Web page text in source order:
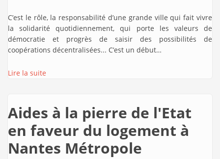
C’est le rôle, la responsabilité d’une grande ville qui fait vivre
la solidarité quotidiennement, qui porte les valeurs de
démocratie et progrès de saisir des possibilités de
coopérations décentralisées... C’est un début…
Lire la suite
Aides à la pierre de l'Etat
en faveur du logement à
Nantes Métropole